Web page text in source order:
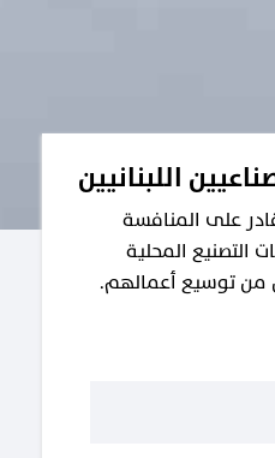
اللبنانيين
على المنافسة
التصنيع المحلية
من توسيع أعمالهم.